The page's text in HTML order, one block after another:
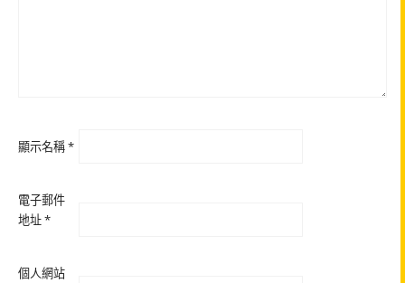
顯示名稱*
電子郵件
地址*
個人網站